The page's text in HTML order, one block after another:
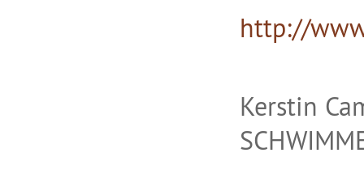
http://
Kerstin